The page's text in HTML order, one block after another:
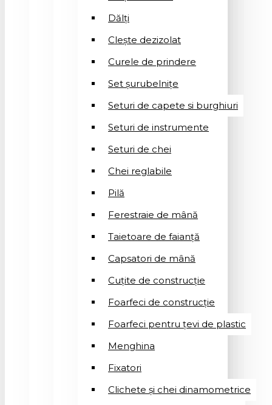
Dălți
Clește dezizolat
Curele de prindere
Set șurubelnițe
Seturi de capete si burghiuri
Seturi de instrumente
Seturi de chei
Chei reglabile
Pilă
Ferestraie de mână
Taietoare de faianță
Capsatori de mână
Cuțite de construcție
Foarfeci de construcție
Foarfeci pentru țevi de plastic
Menghina
Fixatori
Clichete și chei dinamometrice